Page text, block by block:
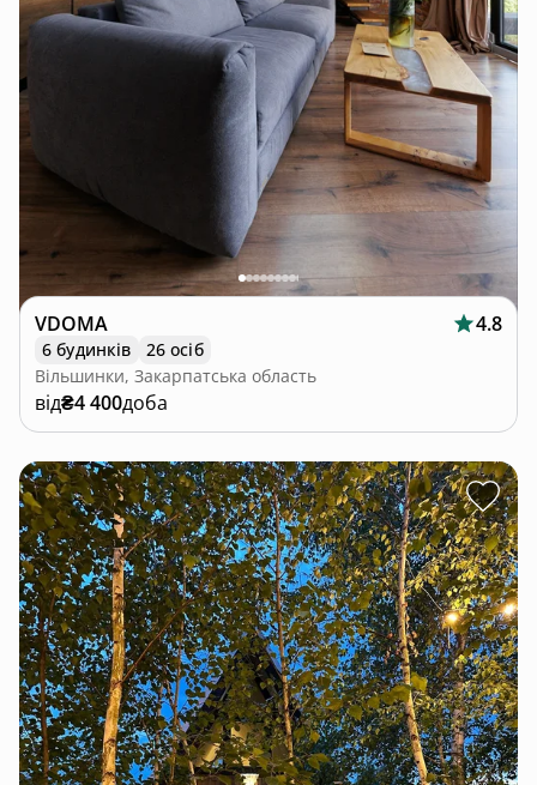
VDOMA 4.8
6 будинків
26 осіб
Вільшинки, Закарпатська область
від₴4 400доба